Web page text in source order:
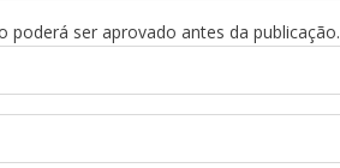
poderá ser aprovado antes da publicação.